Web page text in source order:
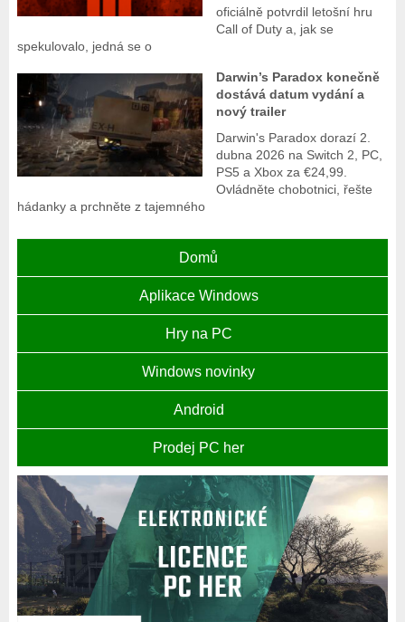
oficiálně potvrdil letošní hru
Call of Duty a, jak se
spekulovalo, jedná se o
Darwin’s Paradox konečně
dostává datum vydání a
nový trailer
Darwin's Paradox dorazí 2.
dubna 2026 na Switch 2, PC,
PS5 a Xbox za €24,99.
Ovládněte chobotnici, řešte
hádanky a prchněte z tajemného
Domů
Aplikace Windows
Hry na PC
Windows novinky
Android
Prodej PC her